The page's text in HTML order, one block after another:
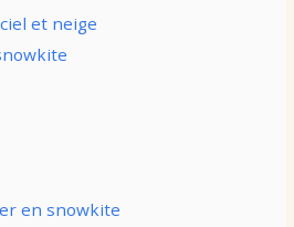
et neige
en snowkite